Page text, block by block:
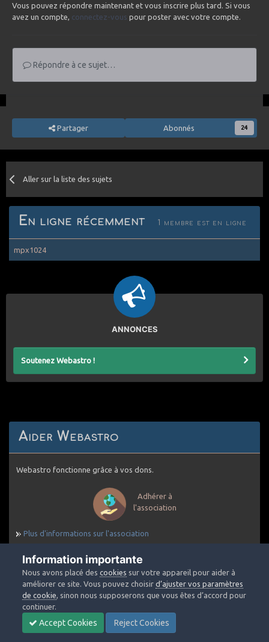
Vous pouvez répondre maintenant et vous inscrire plus tard. Si vous
avez un compte, connectez-vous pour poster avec votre compte.
Répondre à ce sujet…
Partager Abonnés 24
Aller sur la liste des sujets
En ligne récemment 1 membre est en ligne
mpx1024
ANNONCES
Soutenez Webastro !
Aider Webastro
Webastro fonctionne grâce à vos dons.
Adhérer à
l'association
Plus d'informations sur l'association
A propos de Webastro
Dédié au partage de l'astronomie en
Information importante
Nous avons placé descookies sur votre appareil pour aider à
améliorer ce site. Vous pouvez choisird’ajuster vos paramètres
de cookie, sinon nous supposerons que vous êtes d’accord pour
continuer.
Accept Cookies Reject Cookies